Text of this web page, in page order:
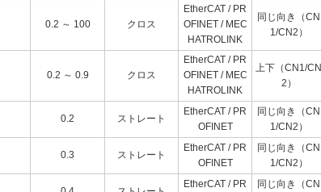
0.2 ～ 100 クロス
EtherCAT / PR
OFINET / MEC
HATROLINK
同じ向き（CN
1/CN2）
0.2 ～ 0.9 クロス
EtherCAT / PR
OFINET / MEC
HATROLINK
上下（CN1/CN
2）
0.2 ストレート
EtherCAT / PR
OFINET
同じ向き（CN
1/CN2）
0.3 ストレート
EtherCAT / PR
OFINET
同じ向き（CN
1/CN2）
EtherCAT / PR
同じ向き（CN